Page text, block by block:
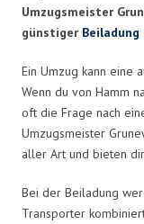
Umzugsmeister
günstiger Beiladung
Ein Umzug kann eine
Wenn du von Hamm
oft die Frage nach
Umzugsmeister
aller Art und bieten
Bei der Beiladung
Transporter